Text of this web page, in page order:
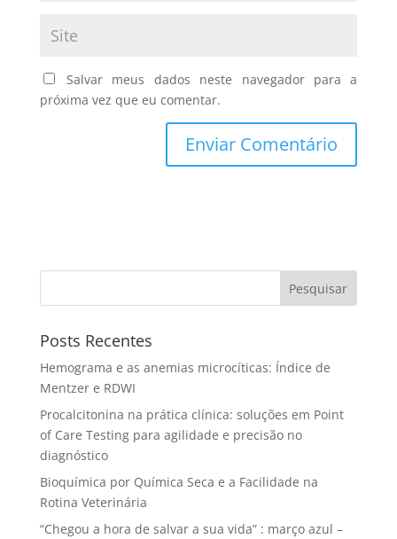
Salvar meus dados neste navegador para a
próxima vez que eu comentar.
Pesquisar
Posts Recentes
Hemograma e as anemias microcíticas: Índice de
Mentzer e RDWI
Procalcitonina na prática clínica: soluções em Point
of Care Testing para agilidade e precisão no
diagnóstico
Bioquímica por Química Seca e a Facilidade na
Rotina Veterinária
“Chegou a hora de salvar a sua vida” : março azul –